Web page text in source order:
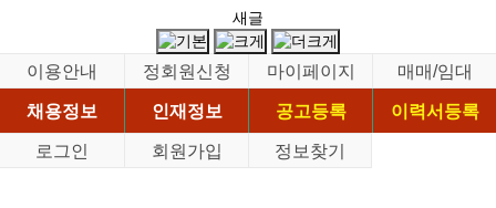
새글
이용안내 정회원신청 마이페이지
매매/임대
채용정보
인재정보 공고등록
이력서등록
로그인
회원가입 정보찾기